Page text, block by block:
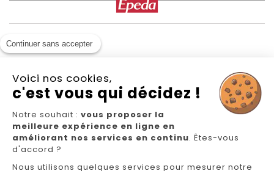
Nous suivre
Continuer sans accepter
Voici nos cookies,
c'est vous qui décidez !
Notre souhait : vous proposer la
meilleure expérience en ligne en
améliorant nos services en continu. Êtes-vous
d'accord ?
Nous utilisons quelques services pour mesurer notre